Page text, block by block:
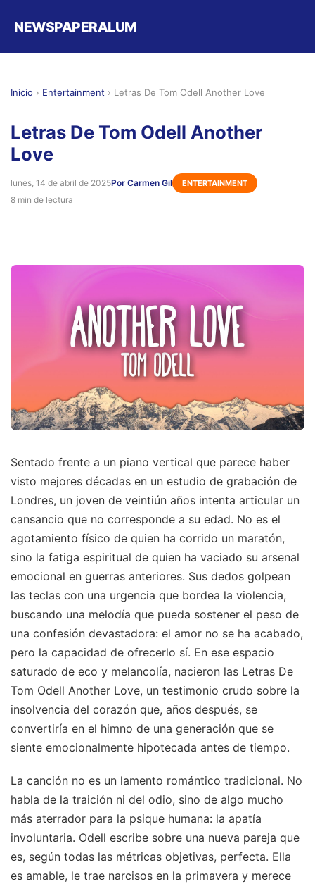
NEWSPAPERALUM
Inicio › Entertainment › Letras De Tom Odell Another Love
Letras De Tom Odell Another
Love
lunes, 14 de abril de 2025Por Carmen Gil ENTERTAINMENT
8 min de lectura
Sentado frente a un piano vertical que parece haber
visto mejores décadas en un estudio de grabación de
Londres, un joven de veintiún años intenta articular un
cansancio que no corresponde a su edad. No es el
agotamiento físico de quien ha corrido un maratón,
sino la fatiga espiritual de quien ha vaciado su arsenal
emocional en guerras anteriores. Sus dedos golpean
las teclas con una urgencia que bordea la violencia,
buscando una melodía que pueda sostener el peso de
una confesión devastadora: el amor no se ha acabado,
pero la capacidad de ofrecerlo sí. En ese espacio
saturado de eco y melancolía, nacieron las Letras De
Tom Odell Another Love, un testimonio crudo sobre la
insolvencia del corazón que, años después, se
convertiría en el himno de una generación que se
siente emocionalmente hipotecada antes de tiempo.
La canción no es un lamento romántico tradicional. No
habla de la traición ni del odio, sino de algo mucho
más aterrador para la psique humana: la apatía
involuntaria. Odell escribe sobre una nueva pareja que
es, según todas las métricas objetivas, perfecta. Ella
es amable, le trae narcisos en la primavera y merece